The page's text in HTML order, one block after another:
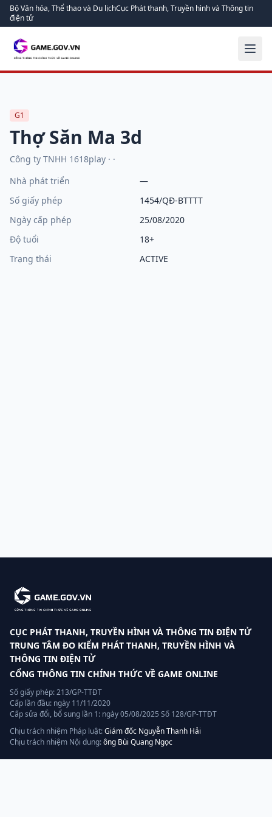
Bộ Văn hóa, Thể thao và Du lịchCục Phát thanh, Truyền hình và Thông tin
điện tử
G1
Thợ Săn Ma 3d
Công ty TNHH 1618play · ·
Nhà phát triển
—
Số giấy phép
1454/QĐ-BTTTT
Ngày cấp phép
25/08/2020
Độ tuổi
18+
Trạng thái
ACTIVE
CỤC PHÁT THANH, TRUYỀN HÌNH VÀ THÔNG TIN ĐIỆN TỬ
TRUNG TÂM ĐO KIỂM PHÁT THANH, TRUYỀN HÌNH VÀ
THÔNG TIN ĐIỆN TỬ
CỔNG THÔNG TIN CHÍNH THỨC VỀ GAME ONLINE
Số giấy phép: 213/GP-TTĐT
Cấp lần đầu: ngày 11/11/2020
Cấp sửa đổi, bổ sung lần 1: ngày 05/08/2025 Số 128/GP-TTĐT
Chịu trách nhiệm Pháp luật:Giám đốc Nguyễn Thanh Hải
Chịu trách nhiệm Nội dung:ông Bùi Quang Ngọc